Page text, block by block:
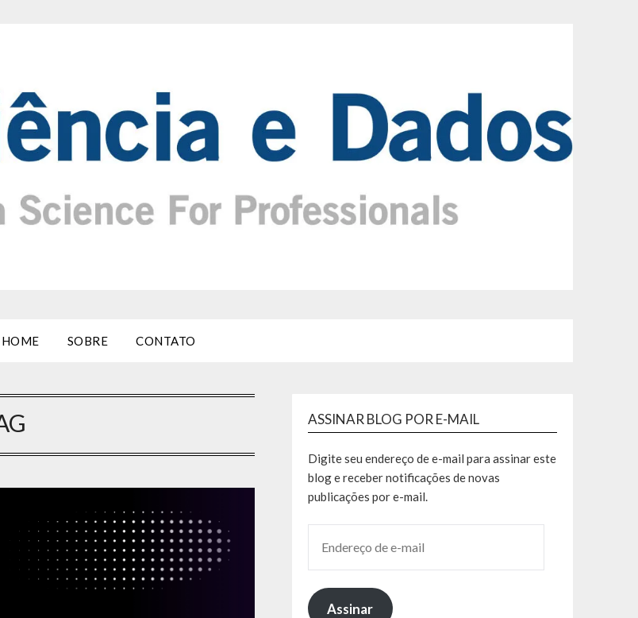
HOME SOBRE CONTATO
ASSINAR BLOG POR E-MAIL
Digite seu endereço de e-mail para assinar este
blog e receber notificações de novas
publicações por e-mail.
Assinar